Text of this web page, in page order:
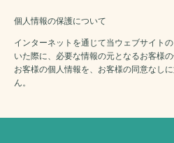
個人情報の保護について
インターネットを通じて当ウェブサイト
いた際に、必要な情報の元となるお客様
お客様の個人情報を、お客様の同意なし
ん。